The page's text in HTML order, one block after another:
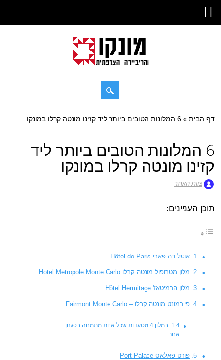
תפריט ראשי
דילוג
דף הבית »6 המלונות הטובים ביותר ליד קזינו מונטה קרלו במונקו
6 המלונות הטובים ביותר ליד
קזינו מונטה קרלו במונקו
צוות האתר
תוכן העניינים:
אוטל דה פארי Hôtel de Paris
מלון מטרופול מונטה קרלו Hotel Metropole Monte Carlo
מלון הרמיטאז' Hôtel Hermitage
פיירמונט מונטה קרלו – Fairmont Monte Carlo
במלון 4 מסעדות שכל אחת מתמחה בסגנון
אחר
פורט פאלאס Port Palace